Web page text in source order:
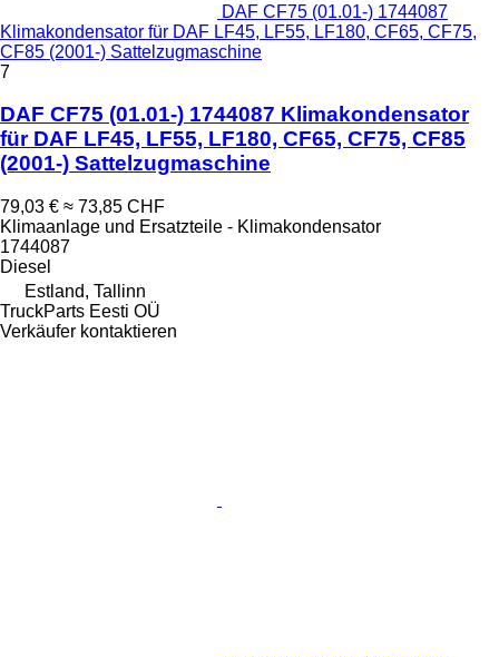
DAF CF75 (01.01-) 1744087
Klimakondensator für DAF LF45, LF55, LF180, CF65, CF75,
CF85 (2001-) Sattelzugmaschine
7
DAF CF75 (01.01-) 1744087 Klimakondensator
für DAF LF45, LF55, LF180, CF65, CF75, CF85
(2001-) Sattelzugmaschine
79,03 € ≈ 73,85 CHF
Klimaanlage und Ersatzteile - Klimakondensator
1744087
Diesel
Estland, Tallinn
TruckParts Eesti OÜ
Verkäufer kontaktieren